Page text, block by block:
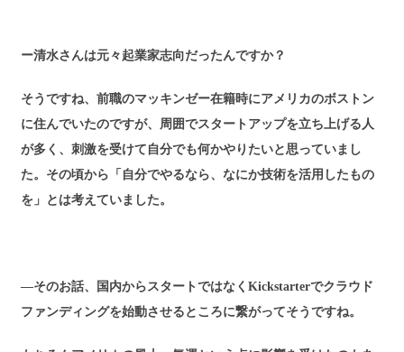
ー清水さんは元々起業家志向だったんですか？
そうですね、前職のマッキンゼー在籍時にアメリカのボストン
に住んでいたのですが、周囲でスタートアップを立ち上げる人
が多く、刺激を受けて自分でも何かやりたいと思っていまし
た。その頃から「自分でやるなら、なにか技術を活用したもの
を」とは考えていました。
―そのお話、国内からスタートではなくKickstarterでクラウド
ファンディングを始動させるところに繋がってそうですね。